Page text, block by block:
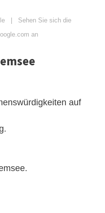
| Sehen Sie sich die
an
auf